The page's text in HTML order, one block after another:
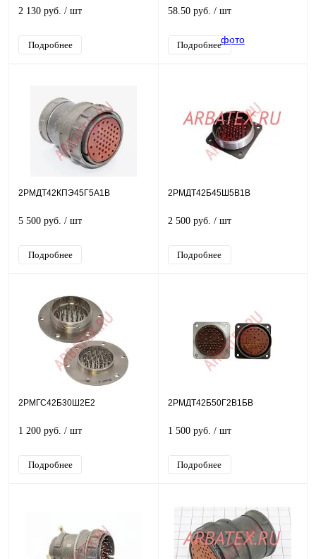
2 130 руб. / шт
Подробнее
58.50 руб. / шт
Подробнее
2РМДТ42КПЭ45Г5А1В
5 500 руб. / шт
Подробнее
2РМДТ42Б45Ш5В1В
2 500 руб. / шт
Подробнее
2РМГС42Б30Ш2Е2
1 200 руб. / шт
Подробнее
2РМДТ42Б50Г2В1БВ
1 500 руб. / шт
Подробнее